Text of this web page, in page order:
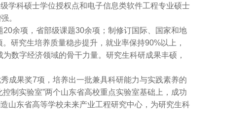
学科硕士学位授权点和电子信息类软件工程专业硕士
。
余项，省部级课题30余项；制修订国际、国家和地
研究生培养质量稳步提升，就业率保持90%以上，
数字经济领域的骨干力量。研究生科研成果丰硕，
成果奖7项，培养出一批兼具科研能力与实践素养的
制实验室”两个山东省高校重点实验室基础上，成功
山东省高等学校未来产业工程研究中心，为研究生科